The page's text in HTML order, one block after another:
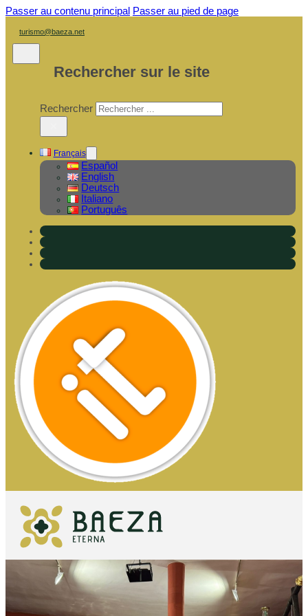
Passer au contenu principal Passer au pied de page
turismo@baeza.net
Rechercher sur le site
Rechercher
Français
Español
English
Deutsch
Italiano
Português
QUE VOIR
ESSENTIELS
QUE